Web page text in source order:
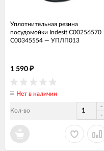
Уплотнительная резина
посудомойки Indesit C00256570
C00345554 — УПЛП013
1 590 ₽
Нет в наличии
Кол-во